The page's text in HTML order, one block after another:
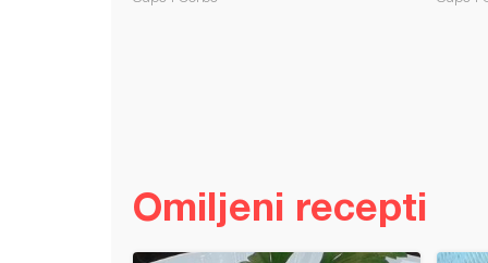
Omiljeni recepti